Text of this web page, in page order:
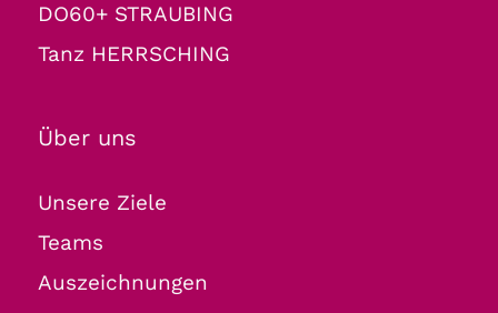
DO60+ STRAUBING
Tanz HERRSCHING
Über uns
Unsere Ziele
Teams
Auszeichnungen